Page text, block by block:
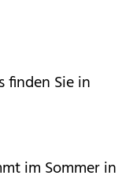
finden Sie in
im Sommer in